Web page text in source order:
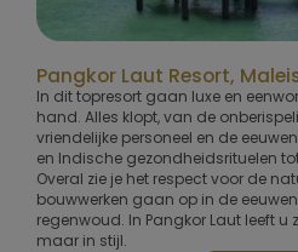
Pangkor Laut Resort,
In dit topresort gaan luxe en
hand. Alles klopt, van de
vriendelijke personeel en de
en Indische gezondheidsrituelen
Overal zie je het respect voor de
bouwwerken gaan op in de
regenwoud. In Pangkor Laut leeft u
maar in stijl.